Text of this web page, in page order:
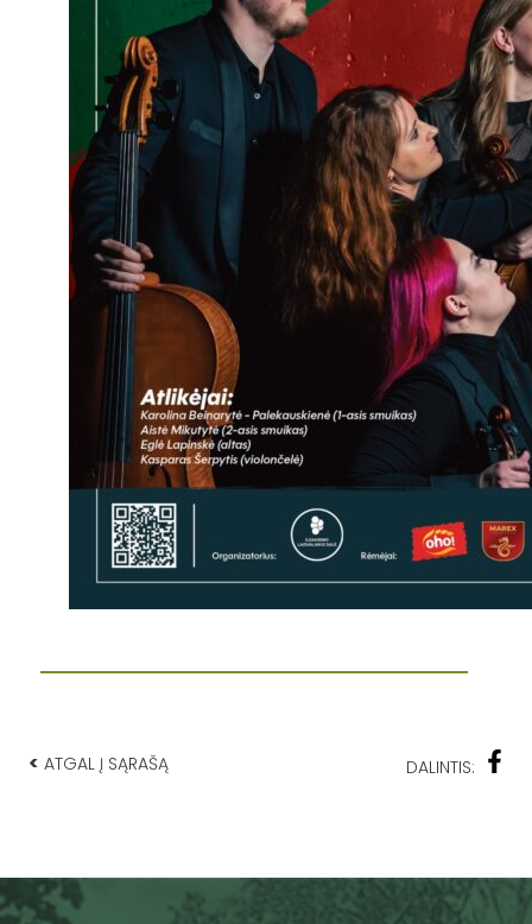
< ATGAL Į SĄRAŠĄ DALINTIS: